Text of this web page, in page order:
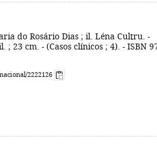
do Rosário Dias ; il. Léna Cultru. -
; 23 cm. - (Casos clínicos ; 4). - ISBN
2222126